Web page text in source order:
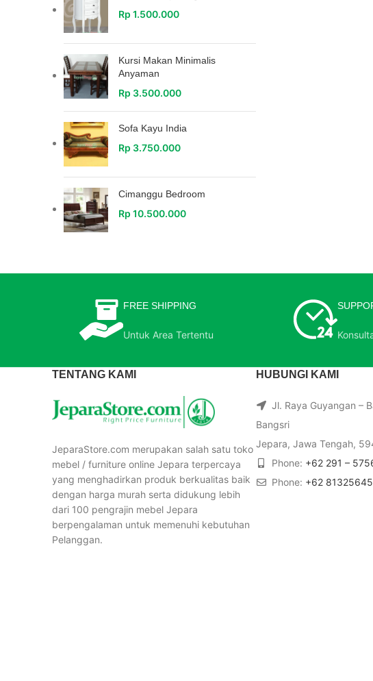
Rp 1.500.000
Kursi Makan Minimalis
Anyaman
Rp 3.500.000
Sofa Kayu India
Rp 3.750.000
Cimanggu Bedroom
Rp 10.500.000
FREE SHIPPING
Untuk Area Tertentu
TENTANG KAMI
JeparaStore.com merupakan salah satu toko
mebel / furniture online Jepara terpercaya
yang menghadirkan produk berkualitas baik
dengan harga murah serta didukung lebih
dari 100 pengrajin mebel Jepara
berpengalaman untuk memenuhi kebutuhan
Pelanggan.
HUBUNGI KAMI
Jl. Raya Guyangan –
Bangsri
Jepara, Jawa Tengah,
Phone: +62 291 –
Phone: +62